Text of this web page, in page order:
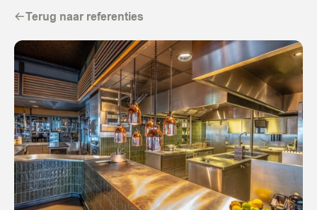
Terug naar referenties